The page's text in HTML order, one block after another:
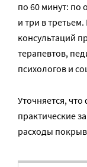
по 60 минут: по
и три в
консультаций
терапевтов,
психологов и
Уточняется,
практические
расходы